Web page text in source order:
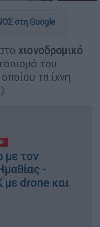
στη Google
χιονοδρομικό
του
τα ίχνη
με τον
-
drone και